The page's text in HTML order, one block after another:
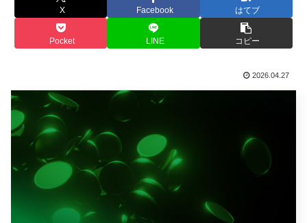
X Facebook はてブ
Pocket LINE コピー
2026.04.27